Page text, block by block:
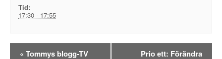
Tid:
17:30 - 17:55
Evenemangsnavigation
« Tommys blogg-TV
Prio ett: Förändra